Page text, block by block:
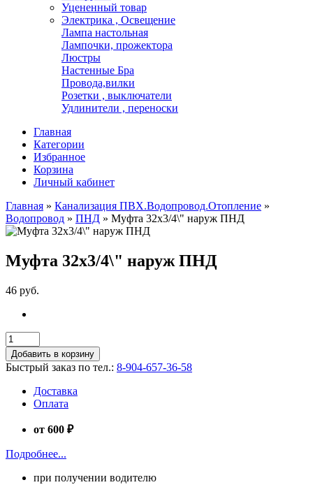
Уцененный товар
Электрика , Освещение
Лампа настольная
Лампочки, прожектора
Люстры
Настенные Бра
Провода,вилки
Розетки , выключатели
Удлинители , переноски
Главная
Категории
Избранное
Корзина
Личный кабинет
Главная » Канализация ПВХ.Водопровод.Отопление »
Водопровод » ПНД » Муфта 32х3/4\" наруж ПНД
Муфта 32х3/4\" наруж ПНД
46 руб.
Добавить в корзину
Быстрый заказ по тел.: 8-904-657-36-58
Доставка
Оплата
от 600 ₽
Подробнее...
при получении водителю